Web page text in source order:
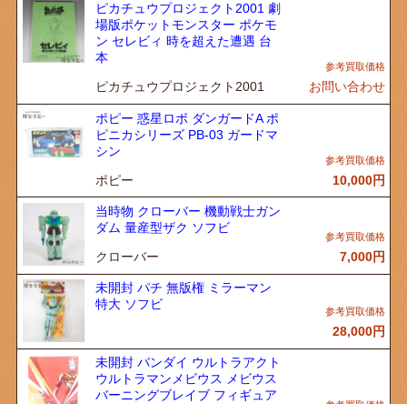
ピカチュウプロジェクト2001 劇
場版ポケットモンスター ポケモ
ン セレビィ 時を超えた遭遇 台
本
ピカチュウプロジェクト2001 お問い合わせ
ポピー 惑星ロボ ダンガードA ポ
ピニカシリーズ PB-03 ガードマ
シン
ポピー 10,000円
当時物 クローバー 機動戦士ガン
ダム 量産型ザク ソフビ
クローバー 7,000円
未開封 パチ 無版権 ミラーマン
特大 ソフビ
28,000円
未開封 バンダイ ウルトラアクト
ウルトラマンメビウス メビウス
バーニングブレイブ フィギュア